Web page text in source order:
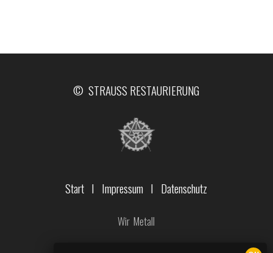
© STRAUSS RESTAURIERUNG
Start I Impressum I Datenschutz
Wir Metall